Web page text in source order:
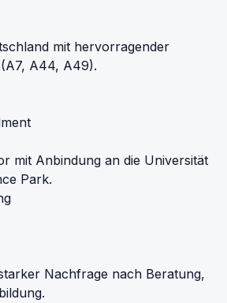
mit hervorragender
A44, A49).
mit Anbindung an die Universität
Park.
Nachfrage nach Beratung,